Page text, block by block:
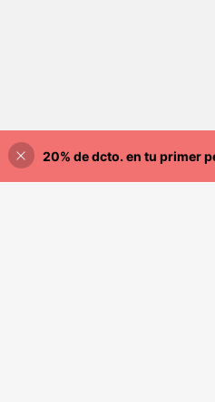
¡30% DE
20% de dcto. en tu primer